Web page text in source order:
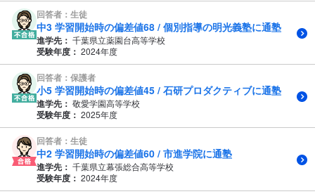
回答者：生徒
中3 学習開始時の偏差値68 / 個別指導の明光義塾に通塾
進学先： 千葉県立薬園台高等学校
受験年度： 2024年度
回答者：保護者
小5 学習開始時の偏差値45 / 石研プロダクティブに通塾
進学先： 敬愛学園高等学校
受験年度： 2025年度
回答者：生徒
中2 学習開始時の偏差値60 / 市進学院に通塾
進学先： 千葉県立幕張総合高等学校
受験年度： 2024年度